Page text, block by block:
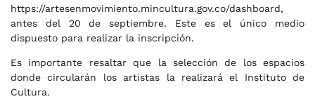
https://artesenmovimiento.mincultura.gov.co/dashboard,
antes del 20 de septiembre. Este es el único medio
dispuesto para realizar la inscripción.
Es importante resaltar que la selección de los espacios
donde circularán los artistas la realizará el Instituto de
Cultura.